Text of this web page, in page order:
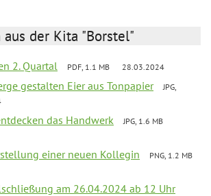
der Kita "Borstel"
2. Quartal PDF, 1.1 MB 28.03.2024
gestalten Eier aus Tonpapier
JPG,
das Handwerk
JPG, 1.6 MB
einer neuen Kollegin
PNG, 1.2 MB
am 26.04.2024 ab 12 Uhr